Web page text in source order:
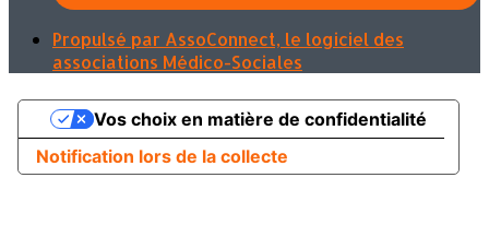
Propulsé par AssoConnect, le logiciel des
associations Médico-Sociales
Notification lors de la collecte
Vos choix en matière de confidentialité